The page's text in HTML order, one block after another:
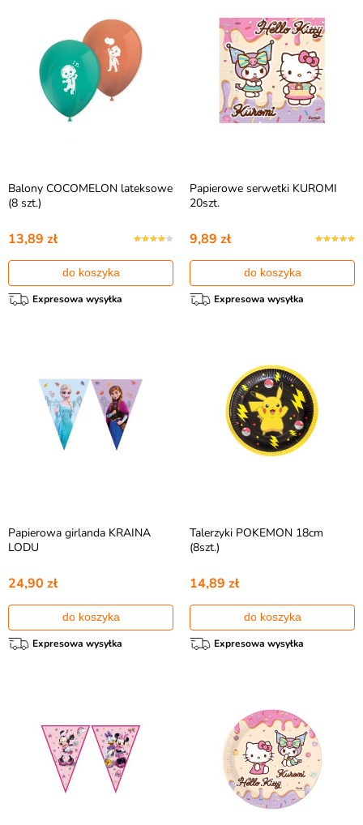
Balony COCOMELON lateksowe
(8 szt.)
13,89 zł
do koszyka
Expresowa wysyłka
Papierowe serwetki KUROMI
20szt.
9,89 zł
do koszyka
Expresowa wysyłka
Papierowa girlanda KRAINA
LODU
24,90 zł
do koszyka
Expresowa wysyłka
Talerzyki POKEMON 18cm
(8szt.)
14,89 zł
do koszyka
Expresowa wysyłka